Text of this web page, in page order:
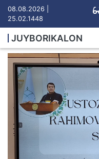
08.08.2026 |
25.02.1448
JUYBORIKALON